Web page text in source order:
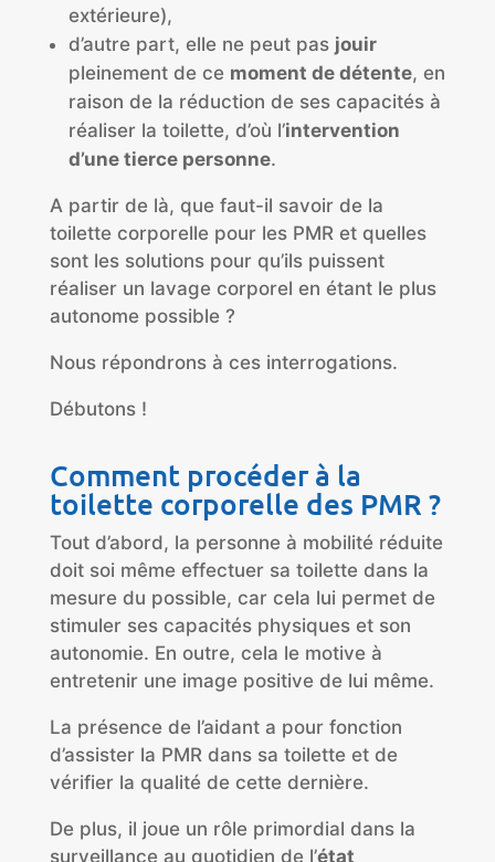
extérieure),
d’autre part, elle ne peut pas jouir
pleinement de ce moment de détente, en
raison de la réduction de ses capacités à
réaliser la toilette, d’où l’intervention
d’une tierce personne.
A partir de là, que faut-il savoir de la
toilette corporelle pour les PMR et quelles
sont les solutions pour qu’ils puissent
réaliser un lavage corporel en étant le plus
autonome possible ?
Nous répondrons à ces interrogations.
Débutons !
Comment procéder à la
toilette corporelle des PMR ?
Tout d’abord, la personne à mobilité réduite
doit soi même effectuer sa toilette dans la
mesure du possible, car cela lui permet de
stimuler ses capacités physiques et son
autonomie. En outre, cela le motive à
entretenir une image positive de lui même.
La présence de l’aidant a pour fonction
d’assister la PMR dans sa toilette et de
vérifier la qualité de cette dernière.
De plus, il joue un rôle primordial dans la
surveillance au quotidien de l’état